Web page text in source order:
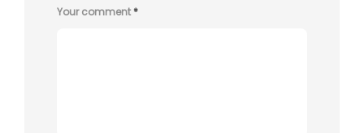
Your comment*